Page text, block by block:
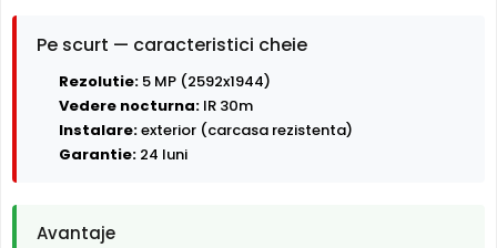
Pe scurt — caracteristici cheie
Rezolutie: 5 MP (2592x1944)
Vedere nocturna: IR 30m
Instalare:exterior (carcasa rezistenta)
Garantie: 24 luni
Avantaje